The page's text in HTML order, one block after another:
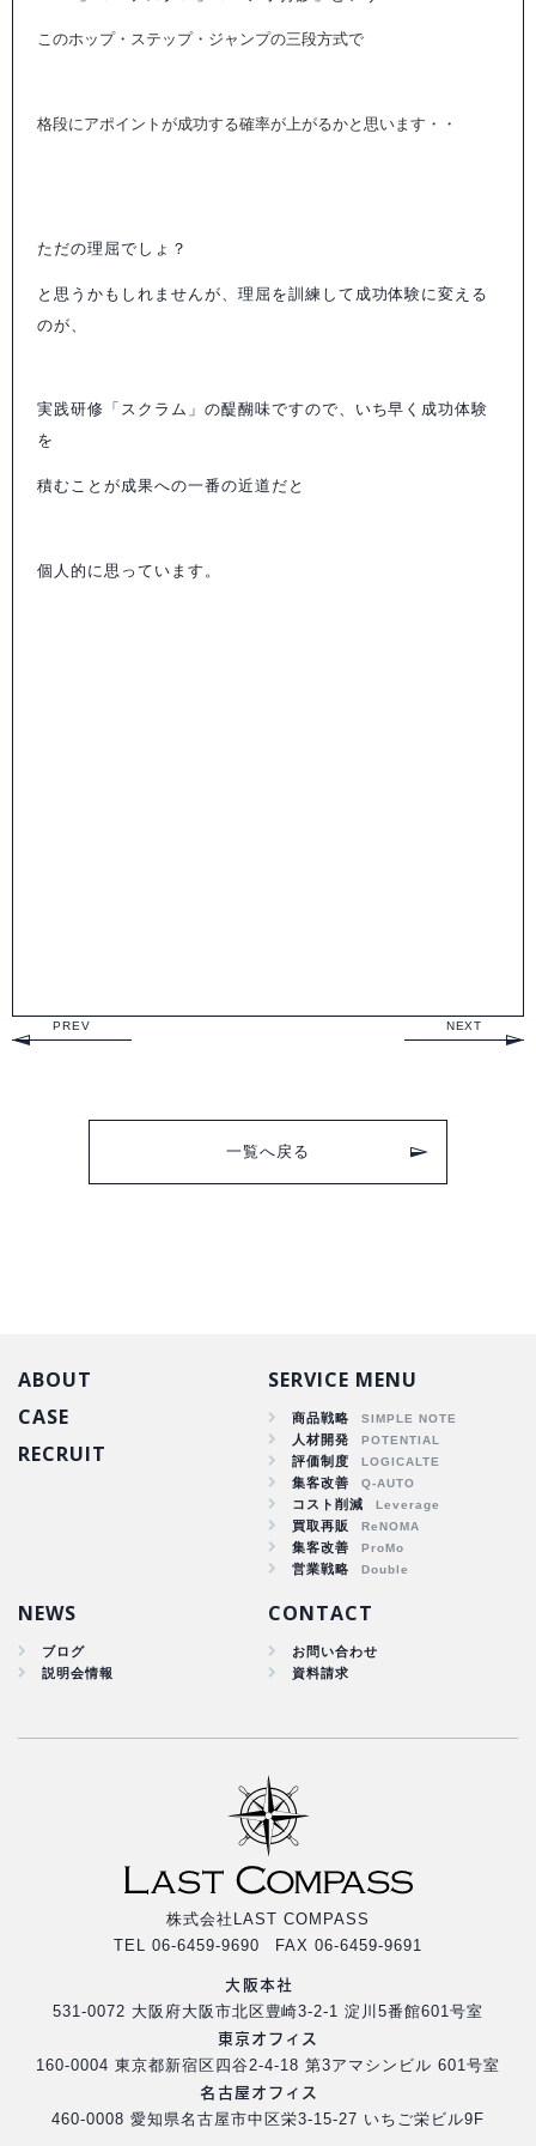
このホップ・ステップ・ジャンプの三段方式で
格段にアポイントが成功する確率が上がるかと思います・・
ただの理屈でしょ？
と思うかもしれませんが、理屈を訓練して成功体験に変える
のが、
実践研修「スクラム」の醍醐味ですので、いち早く成功体験
を
積むことが成果への一番の近道だと
個人的に思っています。
PREV NEXT
一覧へ戻る
ABOUT
CASE
商品戦略
RECRUIT
SERVICE MENU
商品戦略
人材開発
評価制度
集客改善
コスト削減
買取再販
集客改善
営業戦略
NEWS
ブログ
説明会情報
CONTACT
お問い合わせ
資料請求
株式会社LAST COMPASS
TEL 06-6459-9690 FAX 06-6459-9691
大阪本社
531-0072 大阪府大阪市北区豊崎3-2-1 淀川5番館601号室
東京オフィス
160-0004 東京都新宿区四谷2-4-18 第3アマシンビル 601号室
名古屋オフィス
460-0008 愛知県名古屋市中区栄3-15-27 いちご栄ビル9F